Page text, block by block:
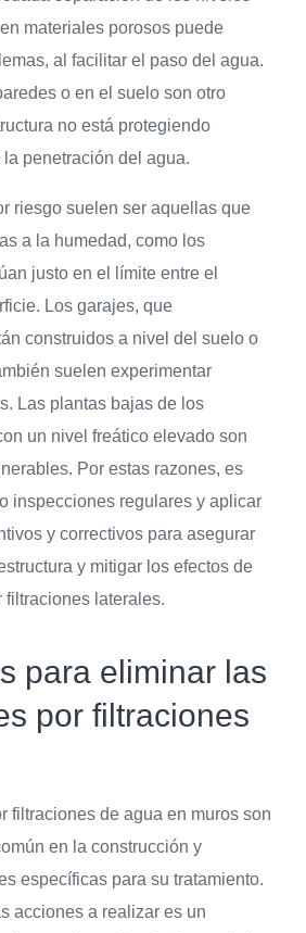
materiales porosos puede
al facilitar el paso del agua.
o en el suelo son otro
no está protegiendo
penetración del agua.
riesgo suelen ser aquellas que
a la humedad, como los
justo en el límite entre el
Los garajes, que
construidos a nivel del suelo o
suelen experimentar
Las plantas bajas de los
un nivel freático elevado son
Por estas razones, es
inspecciones regulares y aplicar
y correctivos para asegurar
y mitigar los efectos de
filtraciones laterales.
para eliminar las
por filtraciones
filtraciones de agua en muros son
en la construcción y
específicas para su tratamiento.
acciones a realizar es un